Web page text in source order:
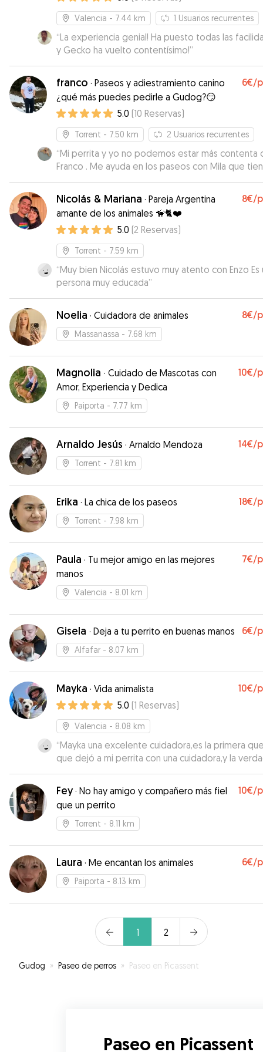
Valencia - 7.44 km 1 Usuarios recurrentes
“La experiencia genial! Ha puesto todas las
y Gecko ha vuelto contentísimo!”
franco · Paseos y adiestramiento canino
¿qué más puedes pedirle a Gudog?😏
6€/
5.0 (10 Reservas)
Torrent - 7.50 km 2 Usuarios recurrentes
“Mi perrita y yo no podemos estar más contenta
Franco . Me ayuda en los paseos con Mila que
mucha fuerza y trabajamos cómo mejorar sus
La verdad es que va mejorando mucho .
Nicolás & Mariana · Pareja Argentina
amante de los animales 🦮🐈❤️
8€/
5.0 (2 Reservas)
Torrent - 7.59 km
“Muy bien Nicolás estuvo muy atento con Enzo Es una
persona muy educada”
Noelia · Cuidadora de animales 8€/
Massanassa - 7.68 km
Magnolia · Cuidado de Mascotas con
Amor, Experiencia y Dedica
10€/
Paiporta - 7.77 km
Arnaldo Jesús · Arnaldo Mendoza 14€/
Torrent - 7.81 km
Erika · La chica de los paseos 18€/
Torrent - 7.98 km
Paula · Tu mejor amigo en las mejores
manos
7€/
Valencia - 8.01 km
Gisela · Deja a tu perrito en buenas manos 6€/
Alfafar - 8.07 km
Mayka · Vida animalista 10€/
5.0 (1 Reservas)
Valencia - 8.08 km
“Mayka una excelente cuidadora,es la primera
que dejó a mi perrita con una cuidadora,y la
que estoy encantada un trato excelente muy
profesional, recomendable 100%.
Fey· No hay amigo y compañero más fiel
que un perrito
10€/
Torrent - 8.11 km
Laura · Me encantan los animales 6€/
Paiporta - 8.13 km
1 2
Gudog » Paseo de perros » Paseo en Picassent
Paseo en Picassent